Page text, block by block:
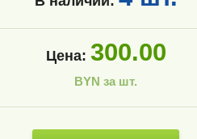
Цена: 300.00
BYN за шт.